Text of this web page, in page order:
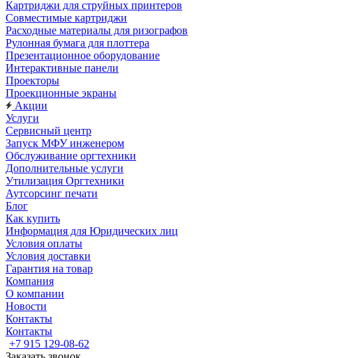
Картриджи для струйных принтеров
Совместимые картриджи
Расходные материалы для ризографов
Рулонная бумага для плоттера
Презентационное оборудование
Интерактивные панели
Проекторы
Проекционные экраны
Акции
Услуги
Сервисный центр
Запуск МФУ инженером
Обслуживание оргтехники
Дополнительные услуги
Утилизация Оргтехники
Аутсорсинг печати
Блог
Как купить
Информация для Юридических лиц
Условия оплаты
Условия доставки
Гарантия на товар
Компания
О компании
Новости
Контакты
Контакты
+7 915 129-08-62